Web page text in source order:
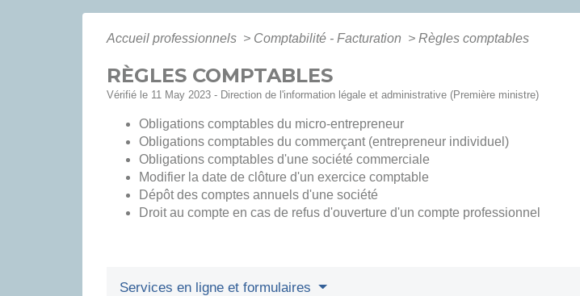
Accueil professionnels > Comptabilité - Facturation > Règles comptables
RÈGLES COMPTABLES
Vérifié le 11 May 2023 - Direction de l'information légale et administrative (Première ministre)
Obligations comptables du micro-entrepreneur
Obligations comptables du commerçant (entrepreneur individuel)
Obligations comptables d'une société commerciale
Modifier la date de clôture d'un exercice comptable
Dépôt des comptes annuels d'une société
Droit au compte en cas de refus d'ouverture d'un compte professionnel
Services en ligne et formulaires